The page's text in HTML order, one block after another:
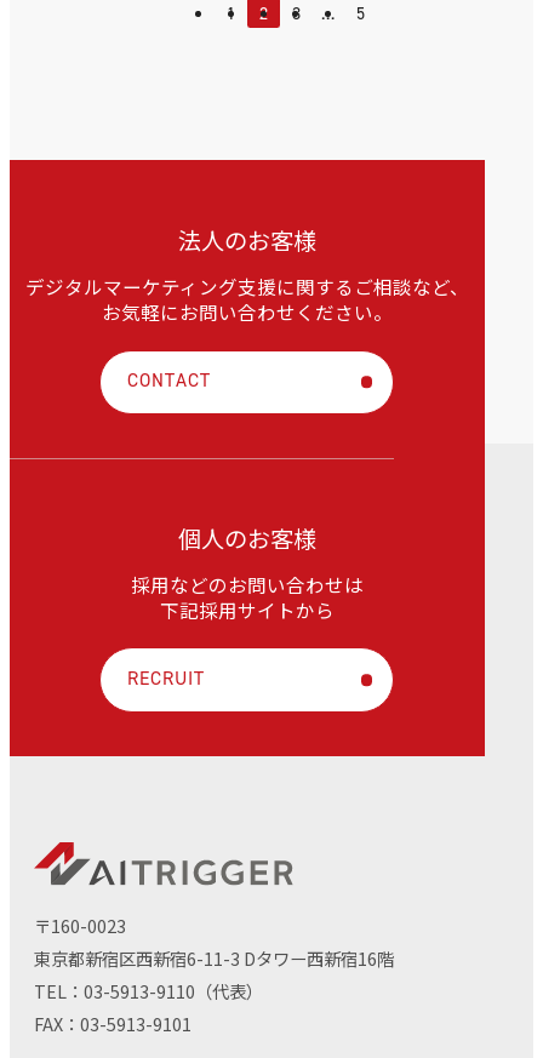
1 2 3 … 5
法人のお客様
デジタルマーケティング支援に関するご相談など、
お気軽にお問い合わせください。
CONTACT
個人のお客様
採用などのお問い合わせは
下記採用サイトから
RECRUIT
〒160-0023
東京都新宿区西新宿6-11-3 Dタワー西新宿16階
TEL：03-5913-9110 （代表）
FAX：03-5913-9101